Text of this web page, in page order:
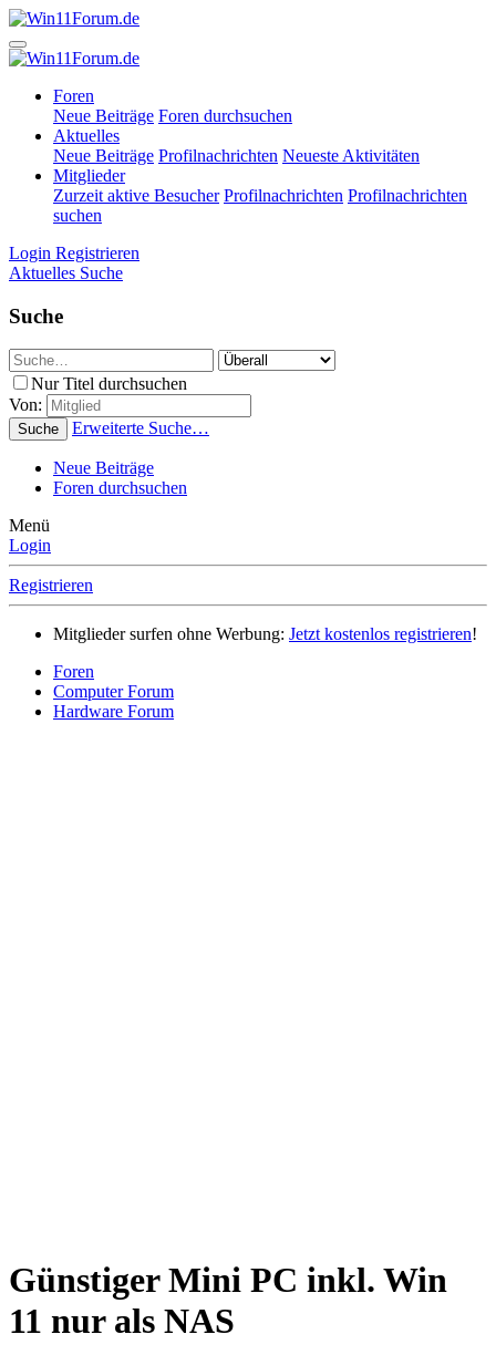
Foren
Neue Beiträge Foren durchsuchen
Aktuelles
Neue Beiträge Profilnachrichten Neueste Aktivitäten
Mitglieder
Zurzeit aktive Besucher Profilnachrichten Profilnachrichten
suchen
Login Registrieren
Aktuelles Suche
Suche
Nur Titel durchsuchen
Von:
Suche Erweiterte Suche…
Neue Beiträge
Foren durchsuchen
Menü
Login
Registrieren
Mitglieder surfen ohne Werbung: Jetzt kostenlos registrieren!
Foren
Computer Forum
Hardware Forum
Günstiger Mini PC inkl. Win
11 nur als NAS